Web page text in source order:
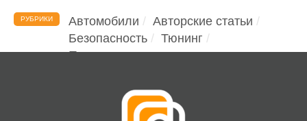
РУБРИКИ Автомобили
Авторские статьи
Безопасность
Тюнинг
Помощь водителю